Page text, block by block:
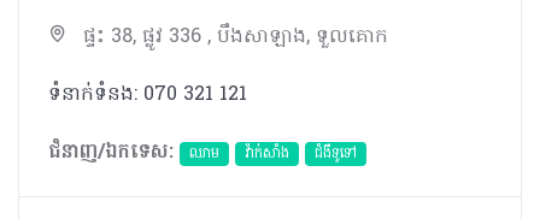
ផ្ទះ 38, ផ្លូវ 336 , បឹងសាឡាង, ទួលគោក
ទំនាក់ទំនង: 070 321 121
ជំនាញ/ឯកទេស:
ឈាម វ៉ាក់សាំង ជំងឺទូទៅ